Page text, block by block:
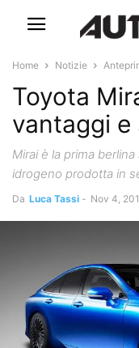
Home Notizie
Toyota
vantaggi
Mirai è la prima
idrogeno prodotta in
Da Luca Tassi - Nov 4,